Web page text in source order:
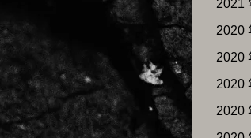
2021
2020
2020
2020
2020